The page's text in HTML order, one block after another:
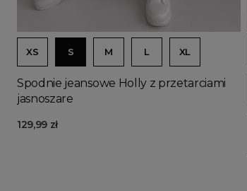
XS S M L XL
Spodnie jeansowe Holly z przetarciami
jasnoszare
129,99 zł